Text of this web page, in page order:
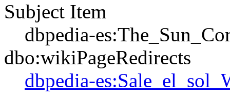
Subject Item
dbpedia-
dbo:wikiPageRedirects
dbpedia-